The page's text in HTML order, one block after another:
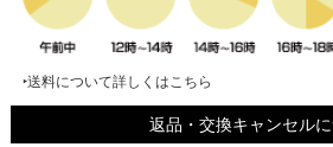
‣送料について詳しくはこちら
返品・交換キャンセル